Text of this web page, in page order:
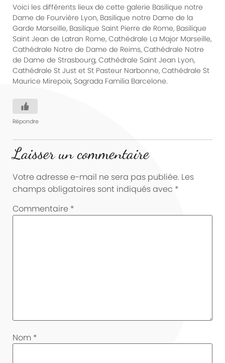
Voici les différents lieux de cette galerie Basilique notre
Dame de Fourvière Lyon, Basilique notre Dame de la
Garde Marseille, Basilique Saint Pierre de Rome, Basilique
Saint Jean de Latran Rome, Cathédrale La Major Marseille,
Cathédrale Notre de Dame de Reims, Cathédrale Notre
de Dame de Strasbourg, Cathédrale Saint Jean Lyon,
Cathédrale St Just et St Pasteur Narbonne, Cathédrale St
Maurice Mirepoix, Sagrada Familia Barcelone.
Répondre
Laisser un commentaire
Votre adresse e-mail ne sera pas publiée. Les
champs obligatoires sont indiqués avec *
Commentaire *
Nom *